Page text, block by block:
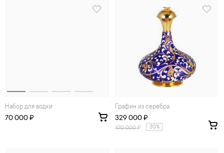
Набор для водки
70 000 ₽
Графин из серебра
329 000 ₽
470 000₽ 30%